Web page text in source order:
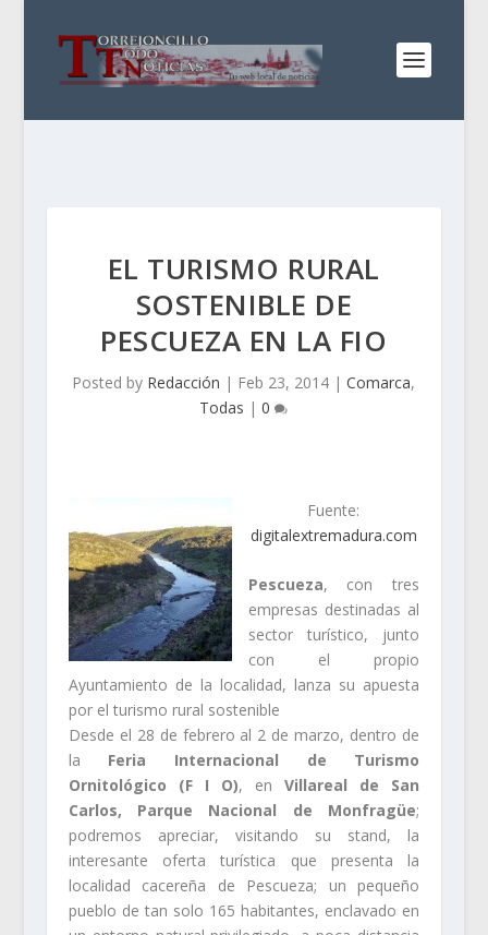
EL TURISMO RURAL
SOSTENIBLE DE
PESCUEZA EN LA FIO
Posted by Redacción | Feb 23, 2014 |Comarca,
Todas |0
Fuente:
digitalextremadura.com
Pescueza, con tres
empresas destinadas al
sector turístico, junto
con el propio
Ayuntamiento de la localidad, lanza su apuesta
por el turismo rural sostenible
Desde el 28 de febrero al 2 de marzo, dentro de
la Feria Internacional de Turismo
Ornitológico (F I O), enVillareal de San
Carlos, Parque Nacional de Monfragüe;
podremos apreciar, visitando su stand, la
interesante oferta turística que presenta la
localidad cacereña de Pescueza; un pequeño
pueblo de tan solo 165 habitantes, enclavado en